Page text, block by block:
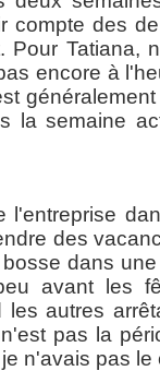
compte des
Pour Tatiana,
encore à
la semaine
des
dans
avant les
autres
pas la
n'avais pas le